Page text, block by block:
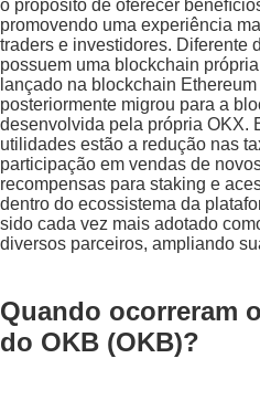
o propósito de oferecer
promovendo uma experiência
traders e investidores. Diferente
possuem uma blockchain
lançado na blockchain
posteriormente migrou para a
desenvolvida pela própria OKX.
utilidades estão a redução nas
participação em vendas de
recompensas para staking e
dentro do ecossistema da
sido cada vez mais adotado
diversos parceiros, ampliando
Quando ocorreram
do OKB (OKB)?